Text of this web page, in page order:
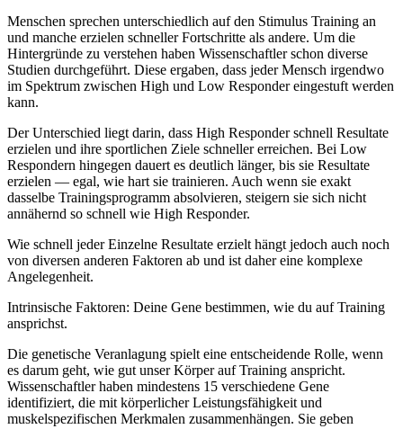
Menschen sprechen unterschiedlich auf den Stimulus Training an
und manche erzielen schneller Fortschritte als andere. Um die
Hintergründe zu verstehen haben Wissenschaftler schon diverse
Studien durchgeführt. Diese ergaben, dass jeder Mensch irgendwo
im Spektrum zwischen High und Low Responder eingestuft werden
kann.
Der Unterschied liegt darin, dass High Responder schnell Resultate
erzielen und ihre sportlichen Ziele schneller erreichen. Bei Low
Respondern hingegen dauert es deutlich länger, bis sie Resultate
erzielen — egal, wie hart sie trainieren. Auch wenn sie exakt
dasselbe Trainingsprogramm absolvieren, steigern sie sich nicht
annähernd so schnell wie High Responder.
Wie schnell jeder Einzelne Resultate erzielt hängt jedoch auch noch
von diversen anderen Faktoren ab und ist daher eine komplexe
Angelegenheit.
Intrinsische Faktoren: Deine Gene bestimmen, wie du auf Training
ansprichst.
Die genetische Veranlagung spielt eine entscheidende Rolle, wenn
es darum geht, wie gut unser Körper auf Training anspricht.
Wissenschaftler haben mindestens 15 verschiedene Gene
identifiziert, die mit körperlicher Leistungsfähigkeit und
muskelspezifischen Merkmalen zusammenhängen. Sie geben